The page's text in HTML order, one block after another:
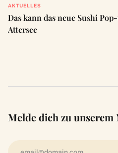
AKTUELLES
Das kann das neue Sushi
Attersee
Melde dich zu unserem